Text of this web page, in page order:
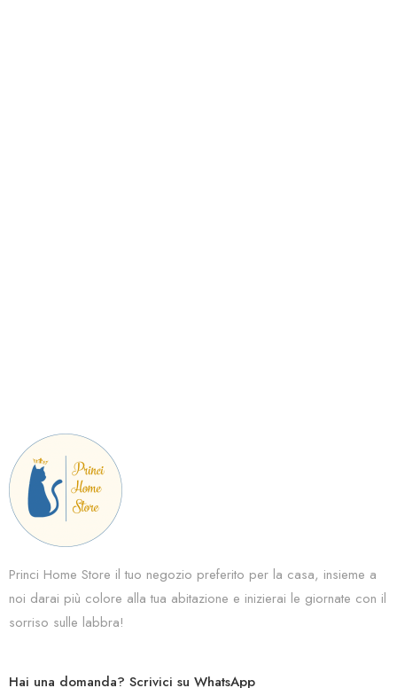
Princi Home Store il tuo negozio preferito per la casa, insieme a
noi darai più colore alla tua abitazione e inizierai le giornate con il
sorriso sulle labbra!
Hai una domanda? Scrivici su WhatsApp